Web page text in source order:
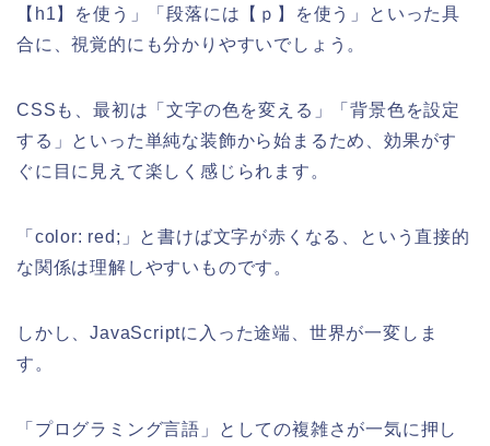
【h1】を使う」「段落には【ｐ】を使う」といった具
合に、視覚的にも分かりやすいでしょう。
CSSも、最初は「文字の色を変える」「背景色を設定
する」といった単純な装飾から始まるため、効果がす
ぐに目に見えて楽しく感じられます。
「color: red;」と書けば文字が赤くなる、という直接的
な関係は理解しやすいものです。
しかし、JavaScriptに入った途端、世界が一変しま
す。
「プログラミング言語」としての複雑さが一気に押し